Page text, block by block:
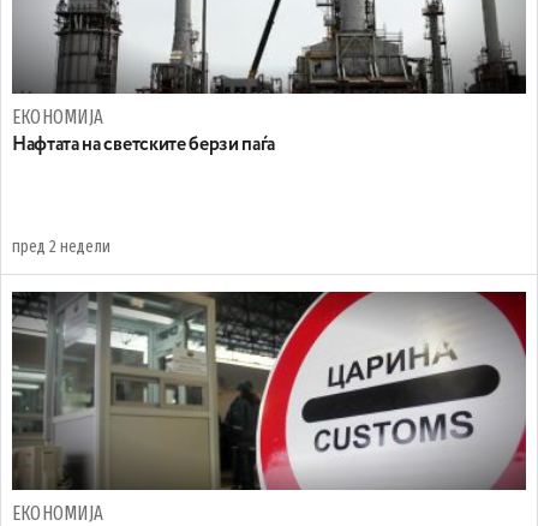
ЕКОНОМИЈА
Нафтата на светските берзи паѓа
пред 2 недели
ЕКОНОМИЈА